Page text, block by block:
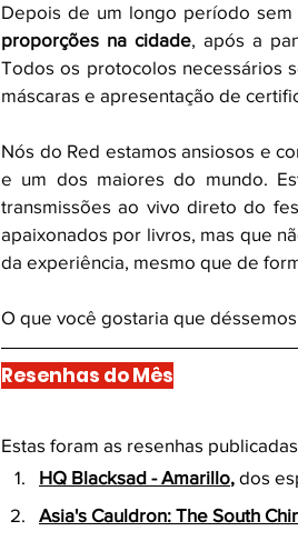
Depois de um longo período
proporções na cidade, após a
Todos os protocolos necessários
máscaras e apresentação de
Nós do Red estamos ansiosos e
e um dos maiores do mundo.
transmissões ao vivo direto do
apaixonados por livros, mas que
da experiência, mesmo que de
O que você gostaria que
Resenhas do Mês
Estas foram as resenhas
HQ Blacksad - Amarillo, dos
Asia's Cauldron: The South